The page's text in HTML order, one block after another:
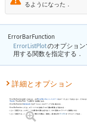
るようになった．
ErrorBarFunction
ErrorListPlotのオプショ
用する関数を指定する．
詳細とオプション
ErrorBarFunctionを使うためには，まずErrorBarプロットパッケージをロードしなくてはならない．それには
Needs
"ErrorBarPlots`"] を実行する必要がある．
ErrorBarFunction-> Automaticではデフォルトのエラーバーが生成される．
ErrorBarFunction-> fでは，エラーバーの生成に2つの引数の関数 fが使われる．
f という設定では， fに与えられる最初の引数は点であり，その近傍にエラーバーが描画される．
f という設定では， fに与えられる2番目の引数は 誤差と 誤差を示す ErrorBarオブジェクトである．